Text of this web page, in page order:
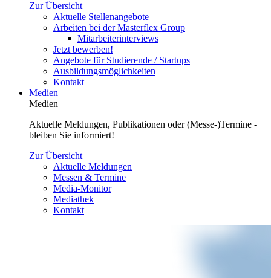
Zur Übersicht
Aktuelle Stellenangebote
Arbeiten bei der Masterflex Group
Mitarbeiterinterviews
Jetzt bewerben!
Angebote für Studierende / Startups
Ausbildungsmöglichkeiten
Kontakt
Medien
Medien
Aktuelle Meldungen, Publikationen oder (Messe-)Termine -
bleiben Sie informiert!
Zur Übersicht
Aktuelle Meldungen
Messen & Termine
Media-Monitor
Mediathek
Kontakt